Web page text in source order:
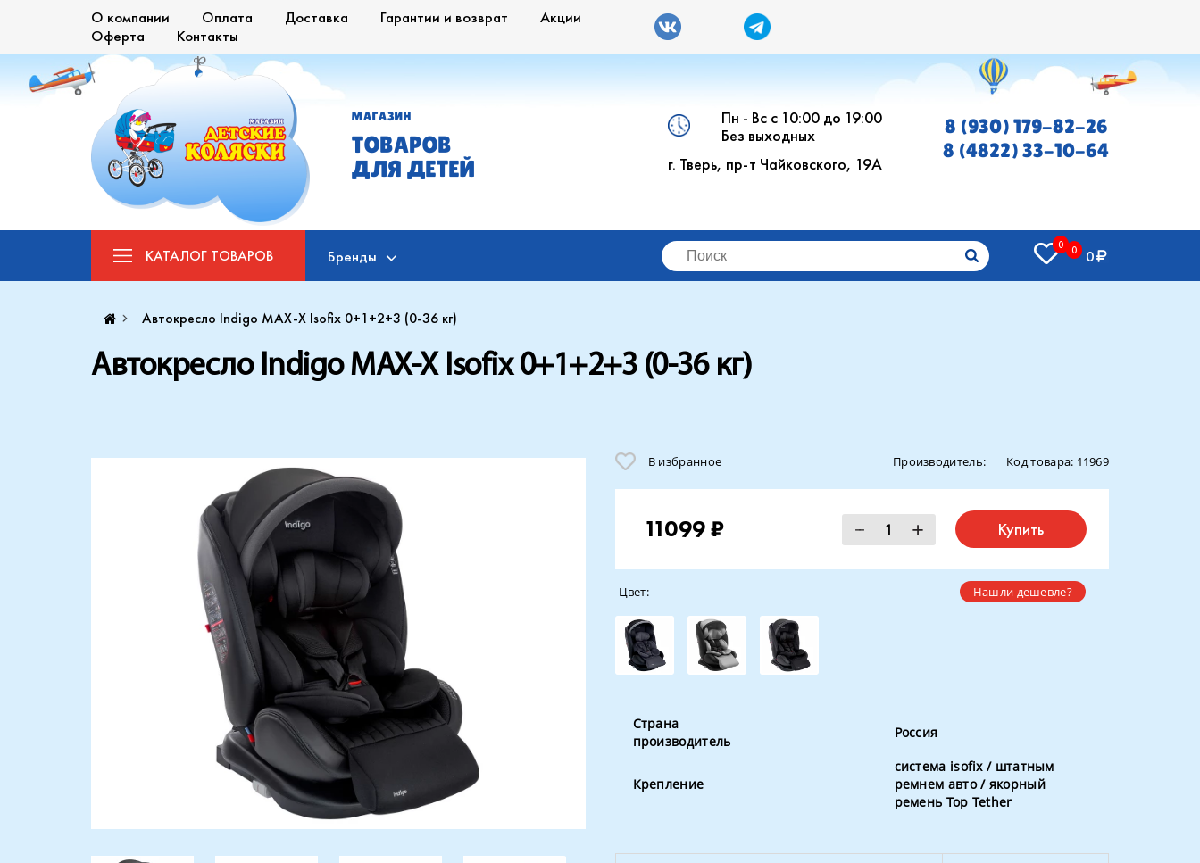
О компании Оплата Доставка Гарантии и возврат
Акции
Оферта
Контакты
МАГАЗИН
ТОВАРОВ
ДЛЯ ДЕТЕЙ
Пн - Вс с 10:00 до 19:00
Без выходных
г. Тверь, пр-т Чайковского, 19А
8 (930) 179-82-26
8 (4822) 33-10-64
КАТАЛОГ ТОВАРОВ Бренды
0 0 0
Автокресло Indigo MAX-X Isofix 0+1+2+3 (0-36 кг)
Автокресло Indigo MAX-X Isofix 0+1+2+3 (0-36 кг)
В избранное Производитель: Код товара: 11969
11099 ₽ Купить
Нашли дешевле?
Цвет:
Страна
производитель
Россия
Крепление
система isofix / штатным
ремнем авто / якорный
ремень Top Tether